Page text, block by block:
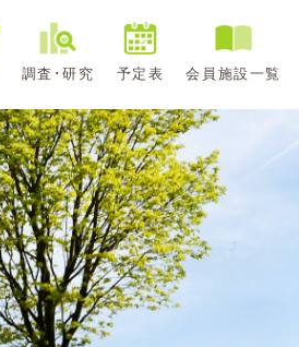
調査･研究 予定表 会員施設一覧